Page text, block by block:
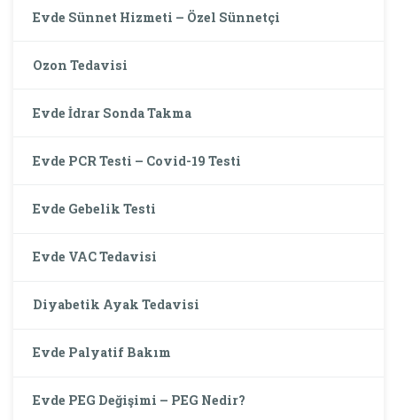
Evde Sünnet Hizmeti – Özel Sünnetçi
Ozon Tedavisi
Evde İdrar Sonda Takma
Evde PCR Testi – Covid-19 Testi
Evde Gebelik Testi
Evde VAC Tedavisi
Diyabetik Ayak Tedavisi
Evde Palyatif Bakım
Evde PEG Değişimi – PEG Nedir?